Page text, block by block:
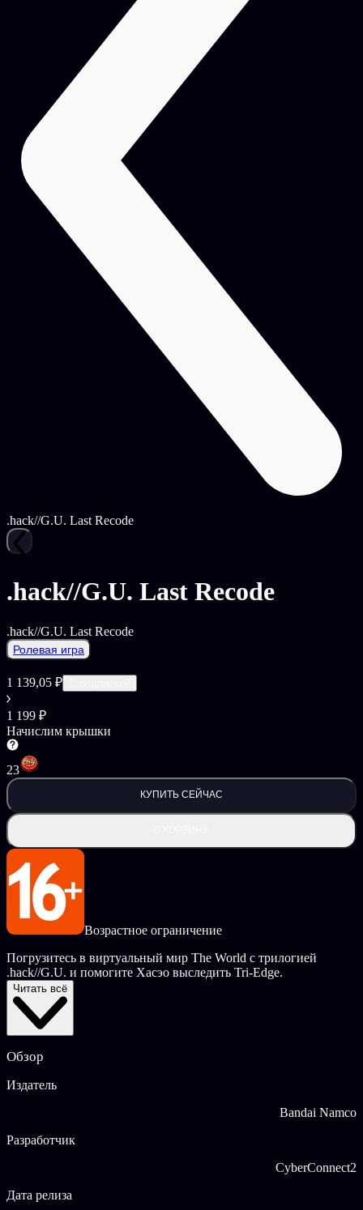
.hack//G.U. Last Recode
.hack//G.U. Last Recode
.hack//G.U. Last Recode
Ролевая игра
1 139,05 ₽
1 199 ₽
Начислим крышки
23
КУПИТЬ СЕЙЧАС
Возрастное ограничение
Погрузитесь в виртуальный мир The World с трилогией
.hack//G.U. и помогите Хасэо выследить Tri-Edge.
Коллекция содержит все части серии (Rebirth, Reminisce и
Redemption) а также новую, 4-ю главу: .hack//G.U.
Reconnection.
15 лет .hack — в 2002 г. была выпущена первая часть
Обновление — графика и видео-вставки с разрешением
Технические исправления — улучшен игровой баланс.
©.hack Conglomerate
.hack//G.U.™Last Recode & © BANDAI NAMCO Entertainment
Читать всё
Обзор
Издатель
Bandai Namco
Разработчик
CyberConnect2
Дата релиза